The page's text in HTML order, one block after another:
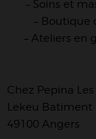
– Soins et
– Boutique
– Ateliers en
Chez Pepina
Lekeu Batiment
49100 Angers